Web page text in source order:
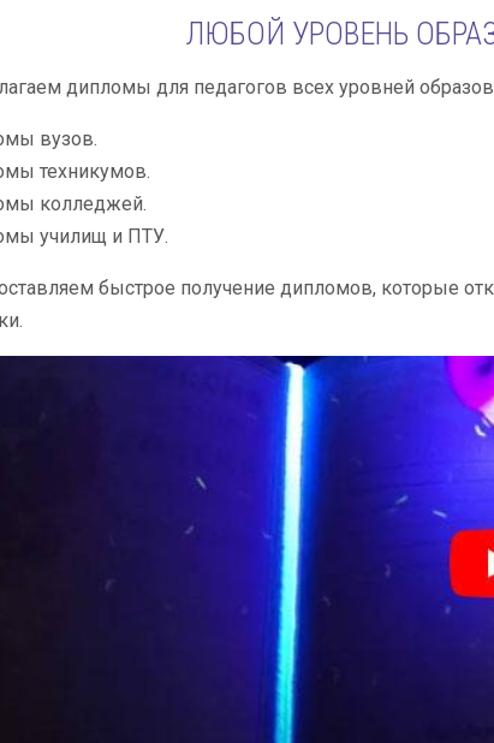
ЛЮБОЙ УРОВЕНЬ
дипломы для педагогов всех уровней
вузов.
техникумов.
колледжей.
училищ и ПТУ.
быстрое получение дипломов, которые